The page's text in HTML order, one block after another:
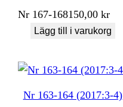
Nr 167-168150,00kr
Lägg till i varukorg
Nr 163-164 (2017:3-4)